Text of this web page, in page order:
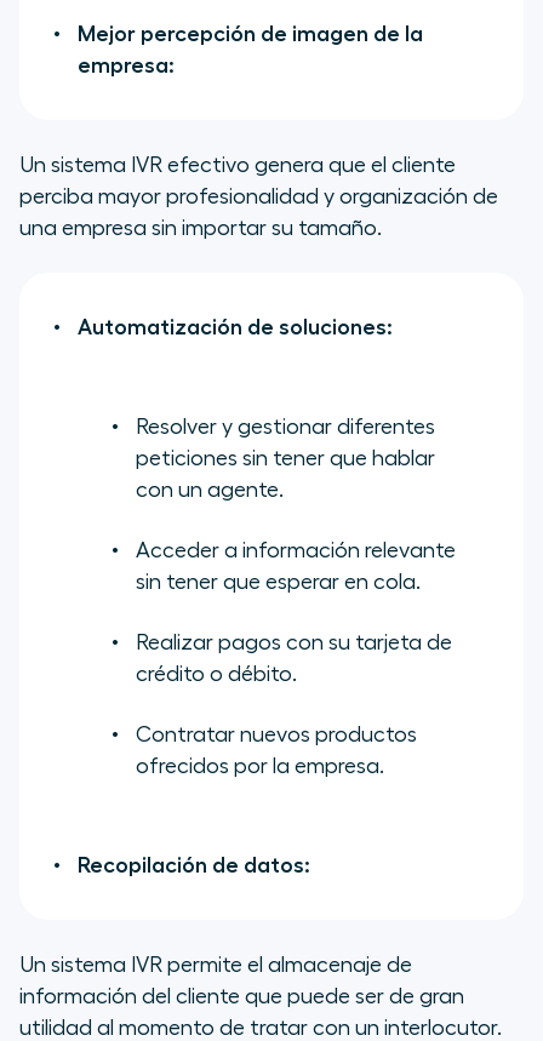
Mejor percepción de imagen de la
empresa:
Un sistema IVR efectivo genera que el cliente
perciba mayor profesionalidad y organización de
una empresa sin importar su tamaño.
Automatización de soluciones:
Resolver y gestionar diferentes
peticiones sin tener que hablar
con un agente.
Acceder a información relevante
sin tener que esperar en cola.
Realizar pagos con su tarjeta de
crédito o débito.
Contratar nuevos productos
ofrecidos por la empresa.
Recopilación de datos:
Un sistema IVR permite el almacenaje de
información del cliente que puede ser de gran
utilidad al momento de tratar con un interlocutor.